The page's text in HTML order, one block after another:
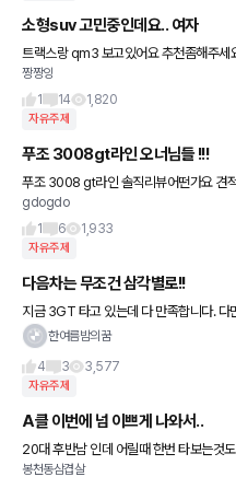
소형suv 고민중인데요.. 여자
트랙스랑 qm3 보고있어요 추천좀해주세
짱짱잉
1
14 1,820
자유주제
푸조 3008gt라인 오너님들 !!!
푸조 3008 gt라인 솔직리뷰어떤가요 견
지는않은데 19년식 어떤가요 벤츠a클 풀
하던데 어떤가요추천부탁드려요
gdogdo
1
6 1,933
자유주제
다음차는 무조건 삼각별로!!
지금 3GT 타고 있는데 다 만족합니다. 다
는 삼각별 가솔린으로 가고싶네요 제가 눈여겨 보고있는 벤츠 E클래
한여름밤의꿈
4
3 3,577
자유주제
A클 이번에 넘 이쁘게 나와서..
20대 후반남 인데 어릴때 한번 타보는것
봉천동삼겹살